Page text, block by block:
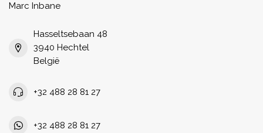
Marc Inbane
Hasseltsebaan 48
3940 Hechtel
België
+32 488 28 81 27
+32 488 28 81 27